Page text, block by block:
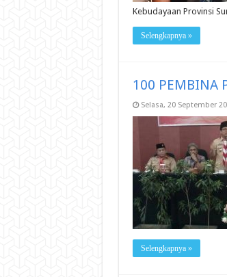
Kebudayaan Provinsi
Selengkapnya »
100 PEMBINA
Selasa, 20 September
Selengkapnya »